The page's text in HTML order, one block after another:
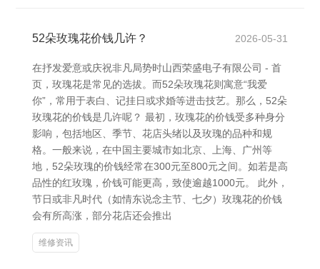
52朵玫瑰花价钱几许？ 2026-05-31
在抒发爱意或庆祝非凡局势时山西荣盛电子有限公司 - 首
页，玫瑰花是常见的选拔。而52朵玫瑰花则寓意“我爱
你”，常用于表白、记挂日或求婚等进击技艺。那么，52朵
玫瑰花的价钱是几许呢？ 最初，玫瑰花的价钱受多种身分
影响，包括地区、季节、花店头绪以及玫瑰的品种和规
格。一般来说，在中国主要城市如北京、上海、广州等
地，52朵玫瑰的价钱经常在300元至800元之间。如若是高
品性的红玫瑰，价钱可能更高，致使逾越1000元。 此外，
节日或非凡时代（如情东说念主节、七夕）玫瑰花的价钱
会有所高涨，部分花店还会推出
维修资讯